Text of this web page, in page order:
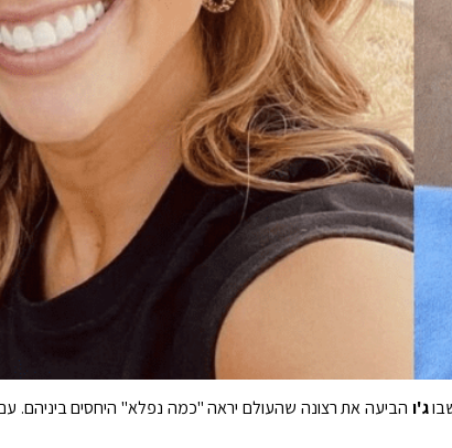
ג'ו הביעה את רצונה שהעולם יראה "כמה נפלא" היחסים ביניהם.